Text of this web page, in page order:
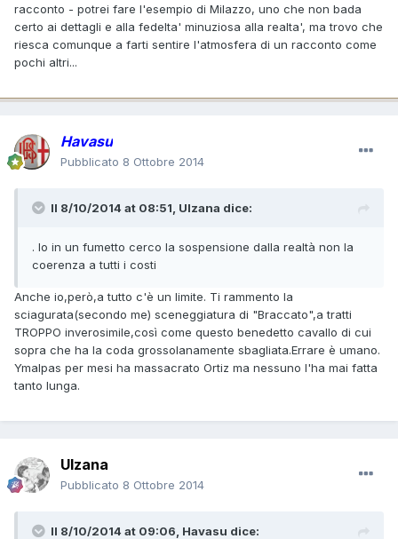
racconto - potrei fare l'esempio di Milazzo, uno che non bada
certo ai dettagli e alla fedelta' minuziosa alla realta', ma trovo che
riesca comunque a farti sentire l'atmosfera di un racconto come
pochi altri...
Havasu
Pubblicato 8 Ottobre 2014
Il 8/10/2014 at 08:51, Ulzana dice:
. Io in un fumetto cerco la sospensione dalla realtà non la
coerenza a tutti i costi
Anche io,però,a tutto c'è un limite. Ti rammento la
sciagurata(secondo me) sceneggiatura di "Braccato",a tratti
TROPPO inverosimile,così come questo benedetto cavallo di cui
sopra che ha la coda grossolanamente sbagliata.Errare è umano.
Ymalpas per mesi ha massacrato Ortiz ma nessuno l'ha mai fatta
tanto lunga.
Ulzana
Pubblicato 8 Ottobre 2014
Il 8/10/2014 at 09:06, Havasu dice: